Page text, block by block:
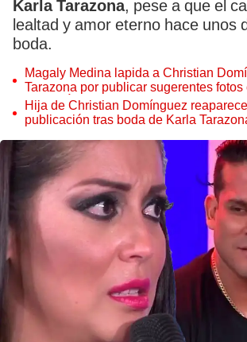
Karla Tarazona, pese a que el
lealtad y amor eterno hace unos
boda.
Magaly Medina lapida a Christian
Tarazona por publicar sugerentes fotos
boda: "Él sale en calzoncillos"
Hija de Christian Domínguez
publicación tras boda de Karla